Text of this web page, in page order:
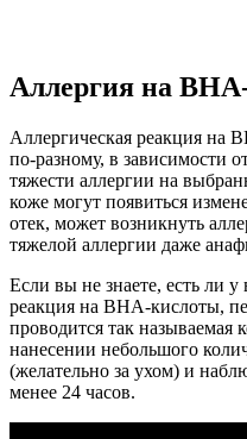
Аллергия на
Аллергическая реакция на
по-разному, в зависимости
тяжести аллергии на
коже могут появиться
отек, может возникнуть
тяжелой аллергии даже
Если вы не знаете, есть ли у
реакция на ВНА-кислоты,
проводится так называемая
нанесении небольшого
(желательно за ухом) и
менее 24 часов.